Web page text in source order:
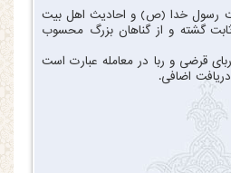
رسول خدا (ص) و احادیث اهل بیت
ثابت گشته و از گناهان بزرگ محسوب
قرضی و ربا در معامله عبارت است
اضافی.